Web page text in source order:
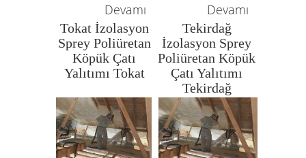
Devamı
Devamı
Tokat İzolasyon
Sprey Poliüretan
Köpük Çatı
Yalıtımı Tokat
Tekirdağ
İzolasyon Sprey
Poliüretan Köpük
Çatı Yalıtımı
Tekirdağ